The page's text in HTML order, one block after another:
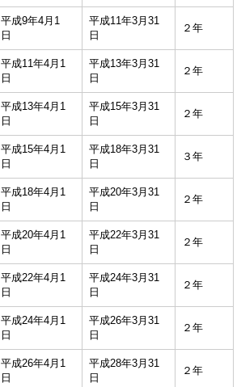
平成9年4月1
日
平成11年3月31
日
２年
平成11年4月1
日
平成13年3月31
日
２年
平成13年4月1
日
平成15年3月31
日
２年
平成15年4月1
日
平成18年3月31
日
３年
平成18年4月1
日
平成20年3月31
日
２年
平成20年4月1
日
平成22年3月31
日
２年
平成22年4月1
日
平成24年3月31
日
２年
平成24年4月1
日
平成26年3月31
日
２年
平成26年4月1
日
平成28年3月31
日
２年